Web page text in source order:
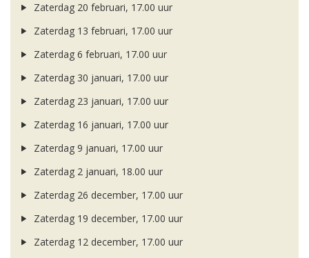
Zaterdag 20 februari, 17.00 uur
Zaterdag 13 februari, 17.00 uur
Zaterdag 6 februari, 17.00 uur
Zaterdag 30 januari, 17.00 uur
Zaterdag 23 januari, 17.00 uur
Zaterdag 16 januari, 17.00 uur
Zaterdag 9 januari, 17.00 uur
Zaterdag 2 januari, 18.00 uur
Zaterdag 26 december, 17.00 uur
Zaterdag 19 december, 17.00 uur
Zaterdag 12 december, 17.00 uur